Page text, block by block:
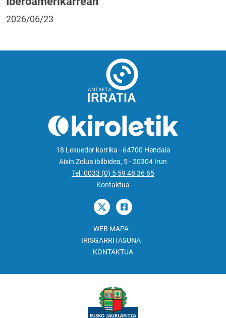
2026/06/23
18 Lekueder karrika - 64700 Hendaia
Aixin Zolua ibilbidea, 5 - 20304 Irun
Tel. 0033 (0) 5 59 48 36 65
Kontaktua
WEB MAPA
IRISGARRITASUNA
KONTAKTUA